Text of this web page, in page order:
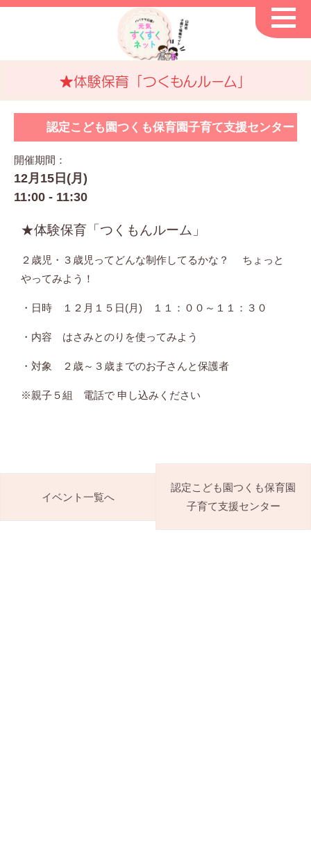
★体験保育「つくもんルーム」
認定こども園つくも保育園子育て支援センター
開催期間：
12月15日(月)
11:00 - 11:30
★体験保育「つくもんルーム」
２歳児・３歳児ってどんな制作してるかな？ ちょっと
やってみよう！
・日時 １２月１５日(月) １１：００～１１：３０
・内容 はさみとのりを使ってみよう
・対象 ２歳～３歳までのお子さんと保護者
※親子５組 電話で 申し込みください
イベント一覧へ
認定こども園つくも保育園
子育て支援センター